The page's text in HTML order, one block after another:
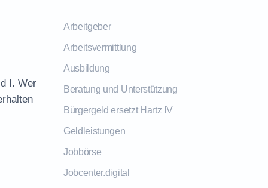
I. Wer
Arbeitgeber
Arbeitsvermittlung
Ausbildung
Beratung und Unterstützung
Bürgergeld ersetzt Hartz IV
Geldleistungen
Jobbörse
Jobcenter.digital